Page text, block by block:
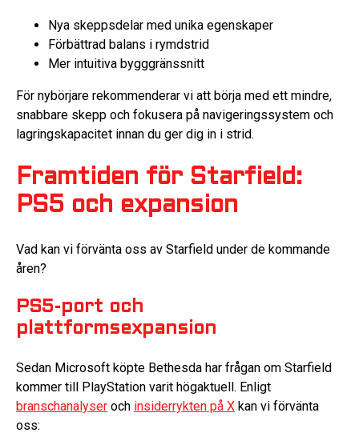
Nya skeppsdelar med unika egenskaper
Förbättrad balans i rymdstrid
Mer intuitiva bygggränssnitt
För nybörjare rekommenderar vi att börja med ett mindre,
snabbare skepp och fokusera på navigeringssystem och
lagringskapacitet innan du ger dig in i strid.
Framtiden för Starfield:
PS5 och expansion
Vad kan vi förvänta oss av Starfield under de kommande
åren?
PS5-port och
plattformsexpansion
Sedan Microsoft köpte Bethesda har frågan om Starfield
kommer till PlayStation varit högaktuell. Enligt
branschanalyser och insiderrykten på X kan vi förvänta
oss: